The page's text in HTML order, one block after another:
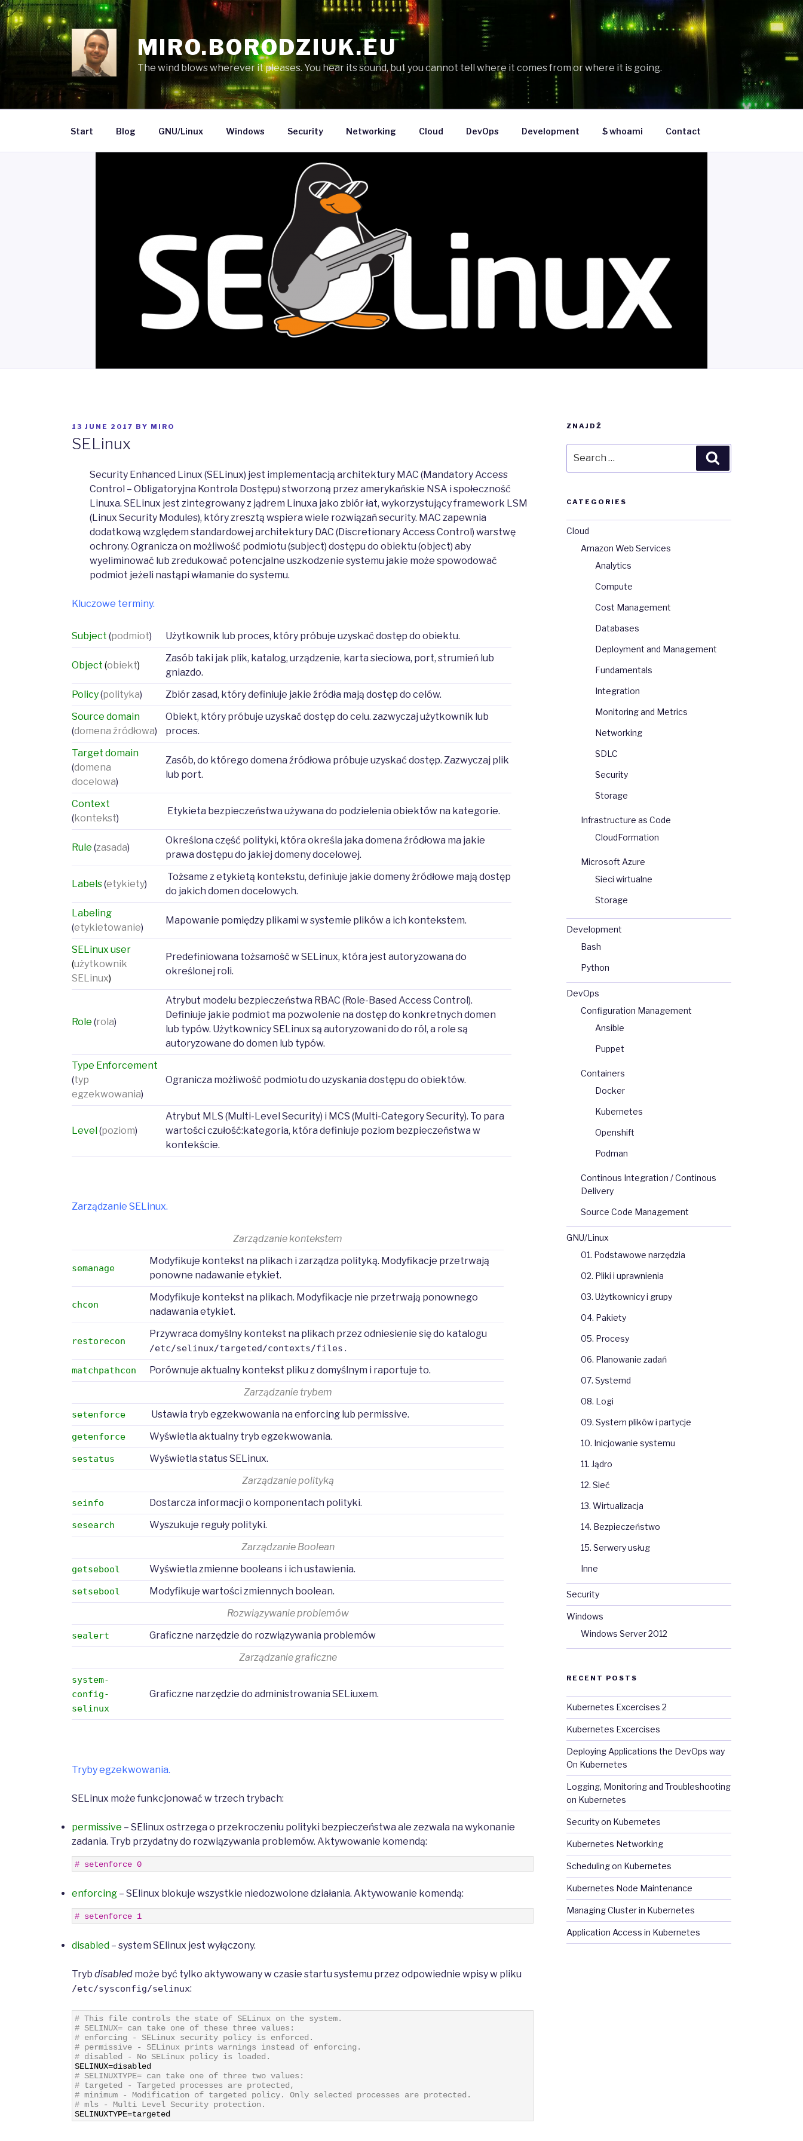
Skip
to
content
MIRO.BORODZIUK.EU
The wind blows wherever it pleases. You hear its sound, but you cannot tell where it comes from or where it is going.
Start Blog GNU/Linux Windows Security Networking Cloud DevOps Development $ whoami Contact
POSTED
13 JUNE 2017 BY MIRO
SELinux
Security Enhanced Linux (SELinux) jest implementacją architektury MAC (Mandatory Access
Control – Obligatoryjna Kontrola Dostępu) stworzoną przez amerykańskie NSA i społeczność
Linuxa. SELinux jest zintegrowany z jądrem Linuxa jako zbiór łat, wykorzystujący framework LSM
(Linux Security Modules), który zresztą wspiera wiele rozwiązań security. MAC zapewnia
dodatkową względem standardowej architektury DAC (Discretionary Access Control) warstwę
ochrony. Ogranicza on możliwość podmiotu (subject) dostępu do obiektu (object) aby
wyeliminować lub zredukować potencjalne uszkodzenie systemu jakie może spowodować
podmiot jeżeli nastąpi włamanie do systemu.
Kluczowe terminy.
Subject (podmiot) Użytkownik lub proces, który próbuje uzyskać dostęp do obiektu.
Object (obiekt)
Zasób taki jak plik, katalog, urządzenie, karta sieciowa, port, strumień lub
gniazdo.
Policy(polityka)
Zbiór zasad, który definiuje jakie źródła mają dostęp do celów.
Source domain
(domena źródłowa)
Obiekt, który próbuje uzyskać dostęp do celu. zazwyczaj użytkownik lub
proces.
Target domain
(domena
docelowa)
Zasób, do którego domena źródłowa próbuje uzyskać dostęp. Zazwyczaj plik
lub port.
Context
(kontekst)
Etykieta bezpieczeństwa używana do podzielenia obiektów na kategorie.
Rule (zasada)
Określona część polityki, która określa jaka domena źródłowa ma jakie
prawa dostępu do jakiej domeny docelowej.
Labels(etykiety)
Tożsame z etykietą kontekstu, definiuje jakie domeny źródłowe mają dostęp
do jakich domen docelowych.
Labeling
(etykietowanie)
Mapowanie pomiędzy plikami w systemie plików a ich kontekstem.
SELinux user
(użytkownik
SELinux)
Predefiniowana tożsamość w SELinux, która jest autoryzowana do
określonej roli.
Role (rola)
Atrybut modelu bezpieczeństwa RBAC (Role-Based Access Control).
Definiuje jakie podmiot ma pozwolenie na dostęp do konkretnych domen
lub typów. Użytkownicy SELinux są autoryzowani do do ról, a role są
autoryzowane do domen lub typów.
Type Enforcement
(typ
egzekwowania)
Ogranicza możliwość podmiotu do uzyskania dostępu do obiektów.
Level (poziom)
Atrybut MLS (Multi-Level Security) i MCS (Multi-Category Security). To para
wartości czułość:kategoria, która definiuje poziom bezpieczeństwa w
kontekście.
Zarządzanie SELinux.
Zarządzanie kontekstem
semanage
Modyfikuje kontekst na plikach i zarządza polityką. Modyfikacje przetrwają
ponowne nadawanie etykiet.
chcon
Modyfikuje kontekst na plikach. Modyfikacje nie przetrwają ponownego
nadawania etykiet.
restorecon
Przywraca domyślny kontekst na plikach przez odniesienie się do katalogu
/etc/selinux/targeted/contexts/files .
matchpathcon
Porównuje aktualny kontekst pliku z domyślnym i raportuje to.
Zarządzanie trybem
setenforce Ustawia tryb egzekwowania na enforcing lub permissive.
getenforce Wyświetla aktualny tryb egzekwowania.
sestatus
Wyświetla status SELinux.
Zarządzanie polityką
seinfo Dostarcza informacji o komponentach polityki.
sesearch
Wyszukuje reguły polityki.
Zarządzanie Boolean
getsebool Wyświetla zmienne booleans i ich ustawienia.
setsebool
Modyfikuje wartości zmiennych boolean.
Rozwiązywanie problemów
sealert
Graficzne narzędzie do rozwiązywania problemów
Zarządzanie graficzne
system-
config-
selinux
Graficzne narzędzie do administrowania SELiuxem.
Tryby egzekwowania.
SELinux może funkcjonować w trzech trybach:
permissive – SElinux ostrzega o przekroczeniu polityki bezpieczeństwa ale zezwala na wykonanie
zadania. Tryb przydatny do rozwiązywania problemów. Aktywowanie komendą:
# setenforce 0
enforcing – SElinux blokuje wszystkie niedozwolone działania. Aktywowanie komendą:
# setenforce 1
disabled – system SElinux jest wyłączony.
Tryb disabled może być tylko aktywowany w czasie startu systemu przez odpowiednie wpisy w pliku
/etc/sysconfig/selinux:
# This file controls the state of SELinux on the system.
# SELINUX= can take one of these three values:
# enforcing - SELinux security policy is enforced.
# permissive - SELinux prints warnings instead of enforcing.
# disabled - No SELinux policy is loaded.
SELINUX=disabled
# SELINUXTYPE= can take one of three two values:
# targeted - Targeted processes are protected,
# minimum - Modification of targeted policy. Only selected processes are protected.
# mls - Multi Level Security protection.
SELINUXTYPE=targeted
ZNAJDŹ
for:
CATEGORIES
Cloud
Amazon Web Services
Analytics
Compute
Cost Management
Databases
Deployment and Management
Fundamentals
Integration
Monitoring and Metrics
Networking
SDLC
Security
Storage
Infrastructure as Code
CloudFormation
Microsoft Azure
Sieci wirtualne
Storage
Development
Bash
Python
DevOps
Configuration Management
Ansible
Puppet
Containers
Docker
Kubernetes
Openshift
Podman
Continous Integration / Continous
Delivery
Source Code Management
GNU/Linux
01. Podstawowe narzędzia
02. Pliki i uprawnienia
03. Użytkownicy i grupy
04. Pakiety
05. Procesy
06. Planowanie zadań
07. Systemd
08. Logi
09. System plików i partycje
10. Inicjowanie systemu
11. Jądro
12. Sieć
13. Wirtualizacja
14. Bezpieczeństwo
15. Serwery usług
Inne
Security
Windows
Windows Server 2012
RECENT POSTS
Kubernetes Excercises 2
Kubernetes Excercises
Deploying Applications the DevOps way
On Kubernetes
Logging, Monitoring and Troubleshooting
on Kubernetes
Security on Kubernetes
Kubernetes Networking
Scheduling on Kubernetes
Kubernetes Node Maintenance
Managing Cluster in Kubernetes
Application Access in Kubernetes